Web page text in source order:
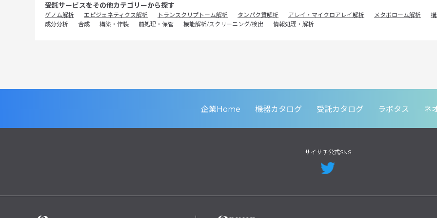
受託サービスをその他カテゴリーから探す
ゲノム解析 エピジェネティクス解析 トランスクリプトーム解析 タンパク質解析 アレイ・マイクロアレイ解析 メタボローム解析
成分分析
合成 構築・作製 前処理・保管 機能解析/スクリーニング/検出 情報処理・解析
企業Home 機器カタログ 受託カタログ ラボタス ネ
サイサチ公式SNS